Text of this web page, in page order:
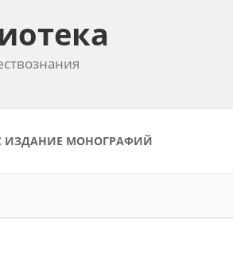
ИЗДАНИЕ МОНОГРАФИЙ